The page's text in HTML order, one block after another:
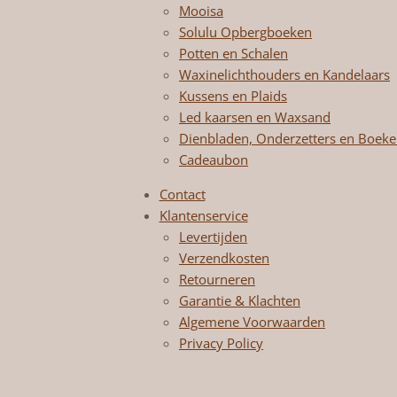
Mooisa
Solulu Opbergboeken
Potten en Schalen
Waxinelichthouders en Kandelaars
Kussens en Plaids
Led kaarsen en Waxsand
Dienbladen, Onderzetters en
Cadeaubon
Contact
Klantenservice
Levertijden
Verzendkosten
Retourneren
Garantie & Klachten
Algemene Voorwaarden
Privacy Policy